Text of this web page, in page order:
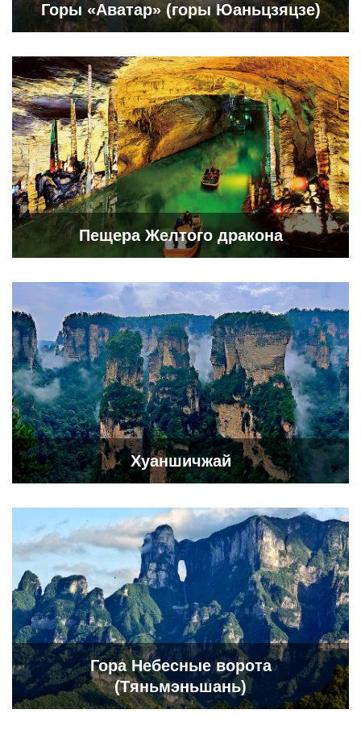
Горы «Аватар» (горы Юаньцзяцзе)
Пещера Желтого дракона
Хуаншичжай
Гора Небесные ворота
(Тяньмэньшань)